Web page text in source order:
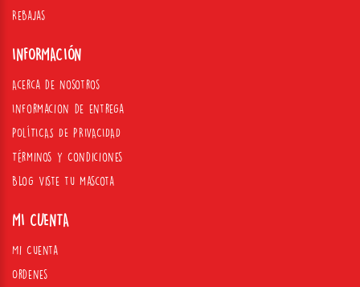
Rebajas
INFORMACIÓN
Acerca de nosotros
Informacion de entrega
POLÍTICAS DE PRIVACIDAD
Términos y Condiciones
Blog Viste tu mascota
MI CUENTA
Mi Cuenta
Ordenes